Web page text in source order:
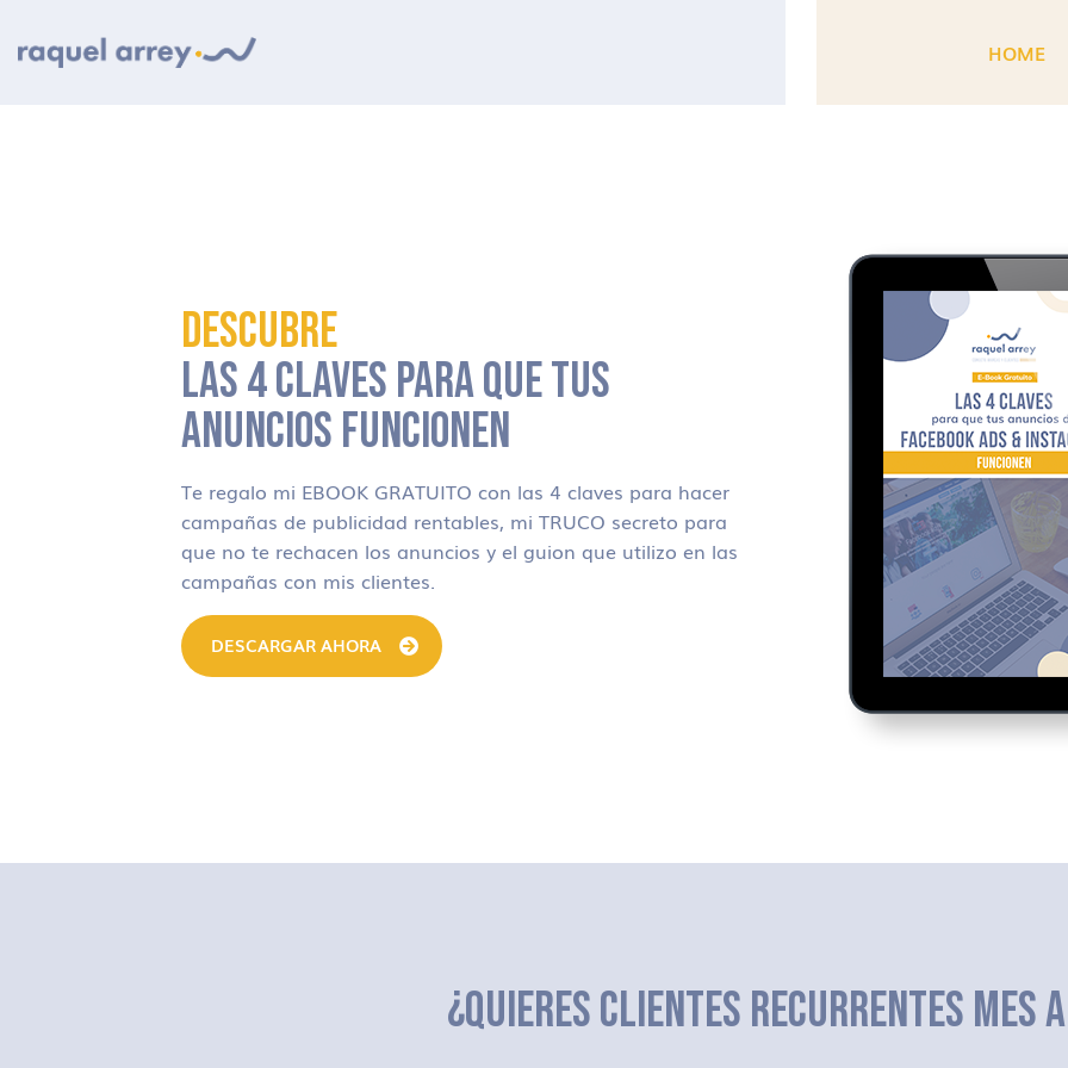
HOME
DESCUBRE
LAS 4 CLAVES PARA QUE TUS
ANUNCIOS FUNCIONEN
Te regalo mi EBOOK GRATUITO con las 4 claves para hacer
campañas de publicidad rentables, mi TRUCO secreto para
que no te rechacen los anuncios y el guion que utilizo en las
campañas con mis clientes.
DESCARGAR AHORA
¿QUIERES CLIENTES RECURRENTES MES